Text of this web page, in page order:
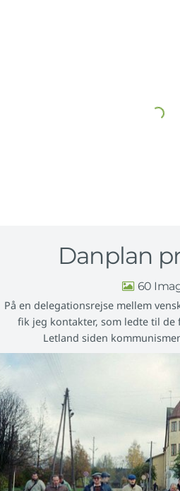
Danplan
60
På en delegationsrejse mellem
fik jeg kontakter, som ledte til
Letland siden